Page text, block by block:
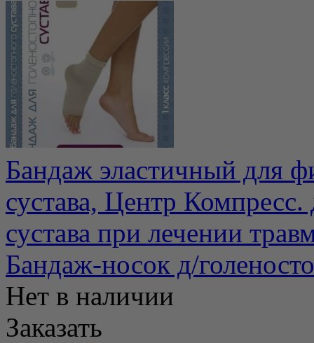
Бандаж эластичный для
сустава, Центр
сустава при лечении
Бандаж-носок д/
Нет в наличии
Заказать